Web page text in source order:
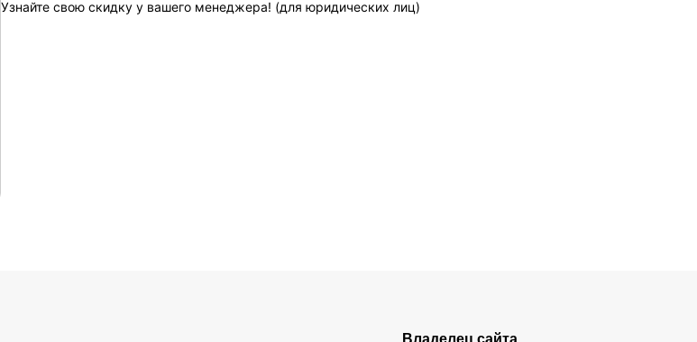
Узнайте свою скидку у вашего менеджера! (для юридических лиц)
Владелец сайта